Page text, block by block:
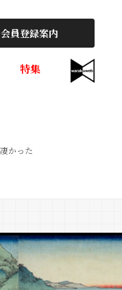
会員登録案内
特集
かった